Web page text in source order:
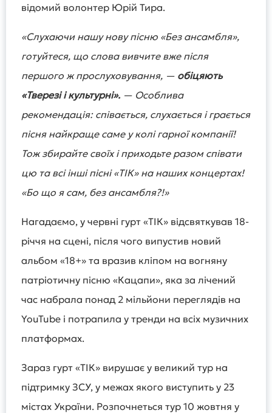
відомий волонтер Юрій Тира.
«Слухаючи нашу нову пісню «Без ансамбля»,
готуйтеся, що слова вивчите вже після
першого ж прослуховування, — обіцяють
«Тверезі і культурні». — Особлива
рекомендація: співається, слухається і грається
пісня найкраще саме у колі гарної компанії!
Тож збирайте своїх і приходьте разом співати
цю та всі інші пісні «ТІК» на наших концертах!
«Бо що я сам, без ансамбля?!»
Нагадаємо, у червні гурт «ТІК» відсвяткував 18-
річчя на сцені, після чого випустив новий
альбом «18+» та вразив кліпом на вогняну
патріотичну пісню «Кацапи», яка за лічений
час набрала понад 2 мільйони переглядів на
YouTube і потрапила у тренди на всіх музичних
платформах.
Зараз гурт «ТІК» вирушає у великий тур на
підтримку ЗСУ, у межах якого виступить у 23
містах України. Розпочнеться тур 10 жовтня у